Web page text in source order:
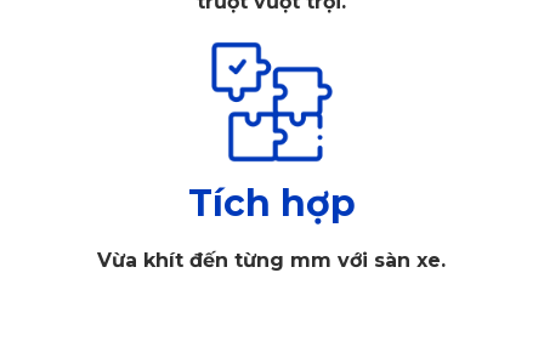
1.1. Camera hành trình Peugeot 3008 KD001
KATA KD001 Pro là mẫu camera hành trình được thiết kế
hướng tới sự tinh tế và đồng bộ với khoang nội thất
Tích hợp
Vừa khít đến từng mm với sàn xe.